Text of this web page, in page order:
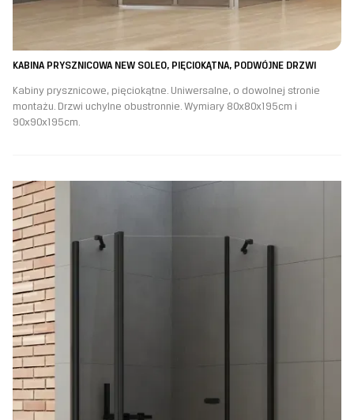
KABINA PRYSZNICOWA NEW SOLEO, PIĘCIOKĄTNA, PODWÓJNE DRZWI
Kabiny prysznicowe, pięciokątne. Uniwersalne, o dowolnej stronie
montażu. Drzwi uchylne obustronnie. Wymiary 80x80x195cm i
90x90x195cm.